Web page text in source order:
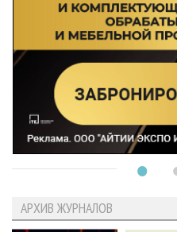
АРХИВ ЖУРНАЛОВ